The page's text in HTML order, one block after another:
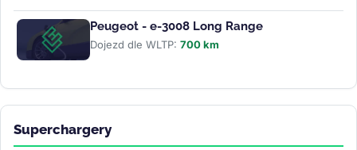
Peugeot - e-3008 Long Range
Dojezd dle WLTP: 700 km
Superchargery